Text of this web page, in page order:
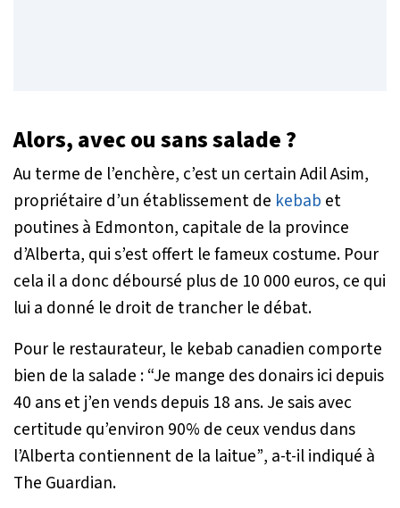
Alors, avec ou sans salade ?
Au terme de l’enchère, c’est un certain Adil Asim,
propriétaire d’un établissement de kebab et
poutines à Edmonton, capitale de la province
d’Alberta, qui s’est offert le fameux costume. Pour
cela il a donc déboursé plus de 10 000 euros, ce qui
lui a donné le droit de trancher le débat.
Pour le restaurateur, le kebab canadien comporte
bien de la salade :“Je mange des donairs ici depuis
40 ans et j’en vends depuis 18 ans. Je sais avec
certitude qu’environ 90% de ceux vendus dans
l’Alberta contiennent de la laitue”, a-t-il indiqué à
The Guardian.